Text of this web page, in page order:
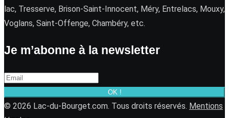
lac, Tresserve, Brison-Saint-Innocent, Méry, Entrelacs, Mouxy,
Voglans, Saint-Offenge, Chambéry, etc.
Je m’abonne à la newsletter
OK !
© 2026 Lac-du-Bourget.com. Tous droits réservés. Mentions